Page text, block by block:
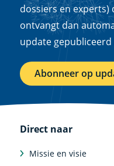
dossiers en experts)
ontvangt dan
update gepubliceerd
Abonneer op
Direct naar
Missie en visie